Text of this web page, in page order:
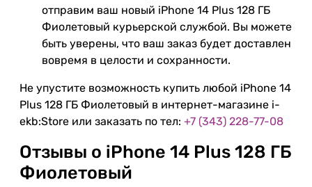
отправим ваш новый iPhone 14 Plus 128 ГБ
Фиолетовый курьерской службой. Вы можете
быть уверены, что ваш заказ будет доставлен
вовремя в целости и сохранности.
Не упустите возможность купить любой iPhone 14
Plus 128 ГБ Фиолетовый в интернет-магазине i-
ekb:Store или заказать по тел: +7 (343) 228-77-08
Отзывы о iPhone 14 Plus 128 ГБ
Фиолетовый